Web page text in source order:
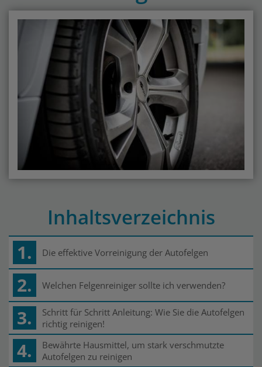
Inhaltsverzeichnis
1. Die effektive Vorreinigung der Autofelgen
2. Welchen Felgenreiniger sollte ich verwenden?
3.
Schritt für Schritt Anleitung: Wie Sie die Autofelgen
richtig reinigen!
4.
Bewährte Hausmittel, um stark verschmutzte
Autofelgen zu reinigen